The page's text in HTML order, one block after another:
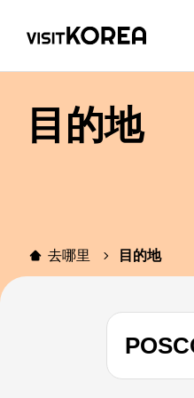
目的地
去哪里 目的地